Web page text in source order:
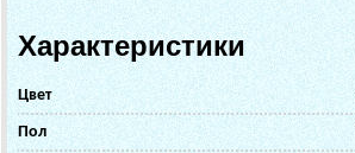
Характеристики
Цвет
Пол